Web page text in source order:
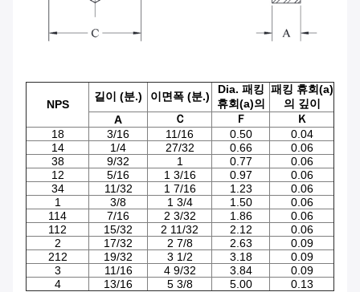
NPS
길이 (분.) 이면폭 (분.)
Dia. 패킹
휴회(a)의
패킹 휴회(a)
의 깊이
A
Ｃ Ｆ
Ｋ
18
3/16 11/16 0.50
0.04
14
1/4 27/32 0.66
0.06
38
9/32 1 0.77
0.06
12
5/16 1 3/16 0.97
0.06
34
11/32 1 7/16 1.23
0.06
1
3/8 1 3/4 1.50
0.06
114
7/16 2 3/32 1.86
0.06
112
15/32 2 11/32 2.12
0.06
2
17/32 2 7/8 2.63
0.09
212
19/32 3 1/2 3.18
0.09
3
11/16 4 9/32 3.84
0.09
4
13/16 5 3/8 5.00 0.13